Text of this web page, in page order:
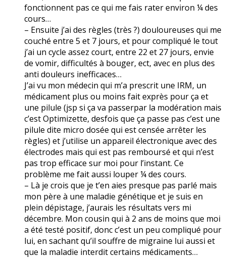
fonctionnent pas ce qui me fais rater environ ¼ des
cours…
– Ensuite j’ai des règles (très ?) douloureuses qui me
couché entre 5 et 7 jours, et pour compliqué le tout
j’ai un cycle assez court, entre 22 et 27 jours, envie
de vomir, difficultés à bouger, ect, avec en plus des
anti douleurs inefficaces…
J’ai vu mon médecin qui m’a prescrit une IRM, un
médicament plus ou moins fait exprès pour ça et
une pilule (jsp si ça va passerpar la modération mais
c’est Optimizette, desfois que ça passe pas c’est une
pilule dite micro dosée qui est censée arrêter les
règles) et j’utilise un appareil électronique avec des
électrodes mais qui est pas remboursé et qui n’est
pas trop efficace sur moi pour l’instant. Ce
problème me fait aussi louper ¼ des cours.
– Là je crois que je t’en aies presque pas parlé mais
mon père à une maladie génétique et je suis en
plein dépistage, j’aurais les résultats vers mi
décembre. Mon cousin qui à 2 ans de moins que moi
a été testé positif, donc c’est un peu compliqué pour
lui, en sachant qu’il souffre de migraine lui aussi et
que la maladie interdit certains médicaments…